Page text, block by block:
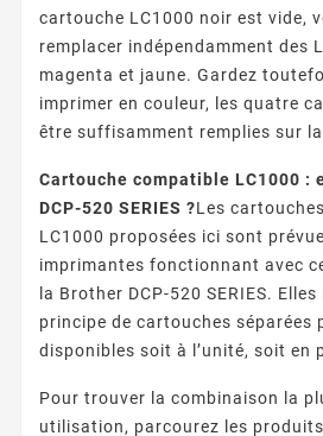
cartouche LC1000 noir est vide,
remplacer indépendamment des
magenta et jaune. Gardez
imprimer en couleur, les quatre
être suffisamment remplies sur la
Cartouche compatible LC1000 :
DCP-520 SERIES ?Les
LC1000 proposées ici sont
imprimantes fonctionnant avec
la Brother DCP-520 SERIES.
principe de cartouches séparées
disponibles soit à l’unité, soit en
Pour trouver la combinaison la
utilisation, parcourez les produits